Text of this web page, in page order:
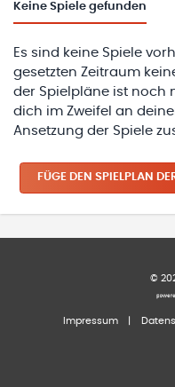
Keine Spiele gefunden
Es sind keine Spiele
gesetzten Zeitraum
der Spielpläne ist noch
dich im Zweifel an
Ansetzung der Spiele
FÜGE DEN SPIELPLAN
©
Impressum